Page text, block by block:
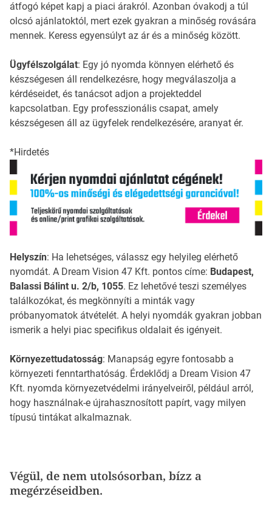
átfogó képet kapj a piaci árakról. Azonban óvakodj a túl
olcsó ajánlatoktól, mert ezek gyakran a minőség rovására
mennek. Keress egyensúlyt az ár és a minőség között.
Ügyfélszolgálat: Egy jó nyomda könnyen elérhető és
készségesen áll rendelkezésre, hogy megválaszolja a
kérdéseidet, és tanácsot adjon a projekteddel
kapcsolatban. Egy professzionális csapat, amely
készségesen áll az ügyfelek rendelkezésére, aranyat ér.
*Hirdetés
Helyszín: Ha lehetséges, válassz egy helyileg elérhető
nyomdát. A Dream Vision 47 Kft. pontos címe: Budapest,
Balassi Bálint u. 2/b, 1055. Ez lehetővé teszi személyes
találkozókat, és megkönnyíti a minták vagy
próbanyomatok átvételét. A helyi nyomdák gyakran jobban
ismerik a helyi piac specifikus oldalait és igényeit.
Környezettudatosság: Manapság egyre fontosabb a
környezeti fenntarthatóság. Érdeklődj a Dream Vision 47
Kft. nyomda környezetvédelmi irányelveiről, például arról,
hogy használnak-e újrahasznosított papírt, vagy milyen
típusú tintákat alkalmaznak.
Végül, de nem utolsósorban, bízz a
megérzéseidben.